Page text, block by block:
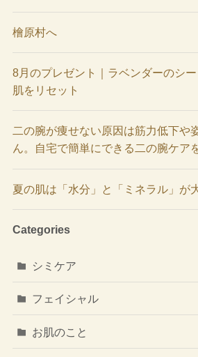
檜原村へ
8月のプレゼント｜ラベンダーのシ
肌をリセット
二の腕が痩せない原因は筋力低下や
ん。自宅で簡単にできる二の腕ケア
夏の肌は「水分」と「ミネラル」が
Categories
シミケア
フェイシャル
お肌のこと